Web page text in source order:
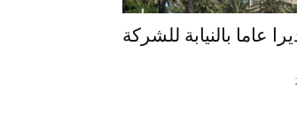
عاما بالنيابة للشركة